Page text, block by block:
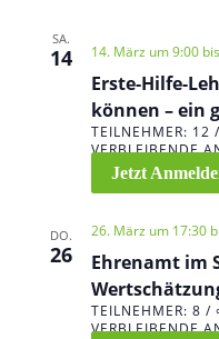
SA.
14 14. März um 9:00bis
Erste-Hilfe-
können – ein
TEILNEHMER: 12
VERBLEIBENDE
Jetzt
DO.
26
26. März um 17:30
Ehrenamt im
TEILNEHMER: 8 /
VERBLEIBENDE